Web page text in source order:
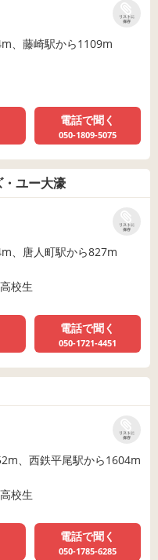
リストに
保存
、藤崎駅から1109m
電話で聞く
050-1809-5075
ユー大濠
リストに
保存
、唐人町駅から827m
校生
電話で聞く
050-1721-4451
リストに
保存
、西鉄平尾駅から1604m
校生
電話で聞く
050-1785-6285